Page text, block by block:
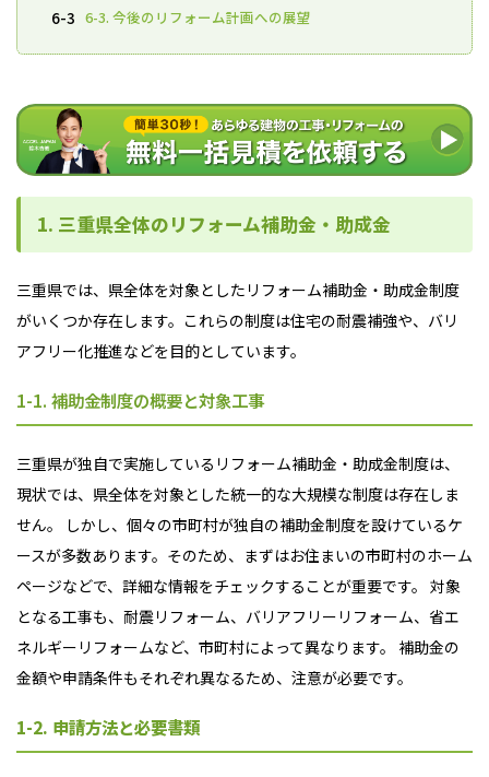
6-3 6-3. 今後のリフォーム計画への展望
1. 三重県全体のリフォーム補助金・助成金
三重県では、県全体を対象としたリフォーム補助金・助成金制度
がいくつか存在します。これらの制度は住宅の耐震補強や、バリ
アフリー化推進などを目的としています。
1-1. 補助金制度の概要と対象工事
三重県が独自で実施しているリフォーム補助金・助成金制度は、
現状では、県全体を対象とした統一的な大規模な制度は存在しま
せん。 しかし、個々の市町村が独自の補助金制度を設けているケ
ースが多数あります。そのため、まずはお住まいの市町村のホーム
ページなどで、詳細な情報をチェックすることが重要です。 対象
となる工事も、耐震リフォーム、バリアフリーリフォーム、省エ
ネルギーリフォームなど、市町村によって異なります。 補助金の
金額や申請条件もそれぞれ異なるため、注意が必要です。
1-2. 申請方法と必要書類